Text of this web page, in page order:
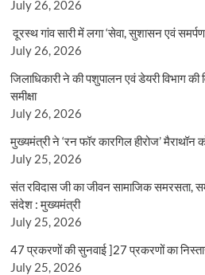
July 26, 2026
दूरस्थ गांव सारी में लगा ‘सेवा, सुशासन एवं
July 26, 2026
जिलाधिकारी ने की पशुपालन एवं डेयरी विभाग
समीक्षा
July 26, 2026
मुख्यमंत्री ने ‘रन फॉर कारगिल हीरोज’ मैराथॉन
July 25, 2026
संत रविदास जी का जीवन सामाजिक समरसता,
संदेश : मुख्यमंत्री
July 25, 2026
47 प्रकरणों की सुनवाई ]27 प्रकरणों का
July 25, 2026